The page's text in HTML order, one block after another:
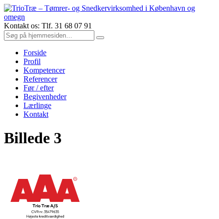
Kontakt os: Tlf. 31 68 07 91
Forside
Profil
Kompetencer
Referencer
Før / efter
Begivenheder
Lærlinge
Kontakt
Billede 3